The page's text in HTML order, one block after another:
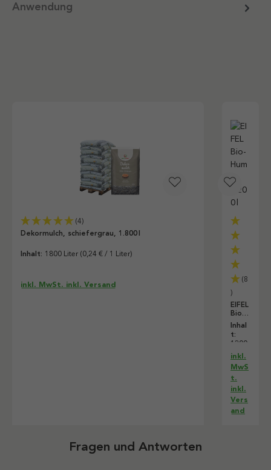
Anwendung
(4)
Dekormulch, schiefergrau, 1.800 l
Inhalt: 1800 Liter (0,24 € / 1 Liter)
inkl. MwSt. inkl. Versand
(8
)
EIFEL
Bio-
Hum
us,
1.200
Inhal
t:
1200
Liter
(0,29
€ / 1
Liter)
inkl.
MwS
t.
inkl.
Vers
and
Fragen und Antworten